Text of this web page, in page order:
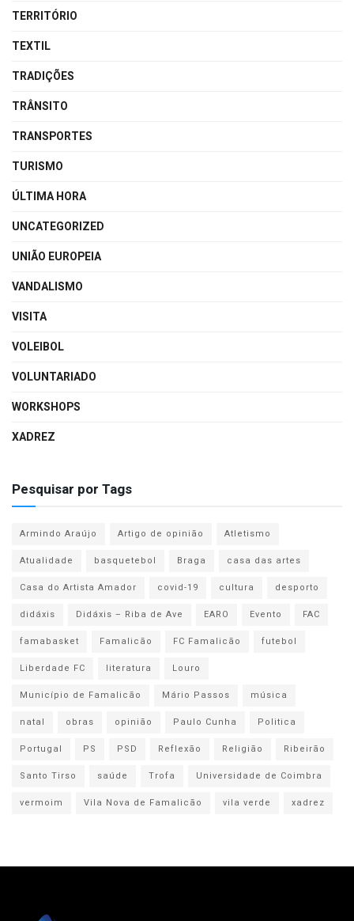
TERRITÓRIO
TEXTIL
TRADIÇÕES
TRÂNSITO
TRANSPORTES
TURISMO
ÚLTIMA HORA
UNCATEGORIZED
UNIÃO EUROPEIA
VANDALISMO
VISITA
VOLEIBOL
VOLUNTARIADO
WORKSHOPS
XADREZ
Pesquisar por Tags
Armindo Araújo Artigo de opinião
Atletismo
Atualidade
basquetebol Braga
casa das artes
Casa do Artista Amador
covid-19 cultura
desporto
didáxis
Didáxis – Riba de Ave EARO Evento
FAC
famabasket
Famalicão FC Famalicão
futebol
Liberdade FC
literatura
Louro
Município de Famalicão
Mário Passos
música
natal
obras opinião Paulo Cunha
Politica
Portugal
PS PSD Reflexão Religião
Ribeirão
Santo Tirso
saúde Trofa
Universidade de Coimbra
vermoim
Vila Nova de Famalicão vila verde xadrez